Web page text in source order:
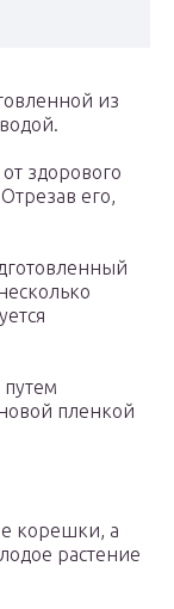
из
здорового
его,
пленкой
корешки, а
растение